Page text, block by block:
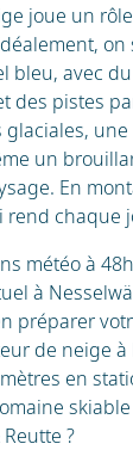
joue un
bleu, avec
des pistes
un
En
rend
météo à
à
préparer
de neige à
en
skiable
?